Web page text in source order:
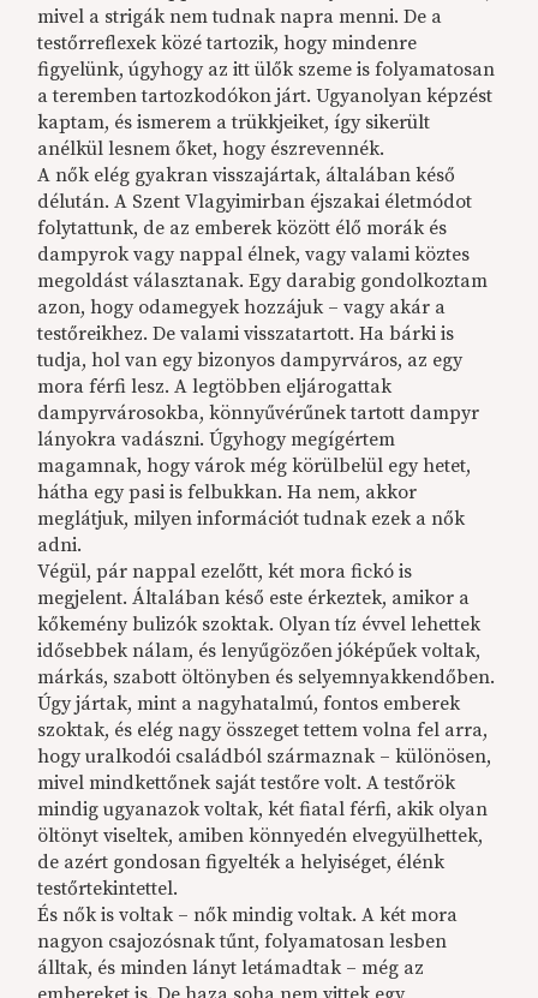
mivel a strigák nem tudnak napra menni. De a
testőrreflexek közé tartozik, hogy mindenre
figyelünk, úgyhogy az itt ülők szeme is folyamatosan
a teremben tartozkodókon járt. Ugyanolyan képzést
kaptam, és ismerem a trükkjeiket, így sikerült
anélkül lesnem őket, hogy észrevennék.
A nők elég gyakran visszajártak, általában késő
délután. A Szent Vlagyimirban éjszakai életmódot
folytattunk, de az emberek között élő morák és
dampyrok vagy nappal élnek, vagy valami köztes
megoldást választanak. Egy darabig gondolkoztam
azon, hogy odamegyek hozzájuk – vagy akár a
testőreikhez. De valami visszatartott. Ha bárki is
tudja, hol van egy bizonyos dampyrváros, az egy
mora férfi lesz. A legtöbben eljárogattak
dampyrvárosokba, könnyűvérűnek tartott dampyr
lányokra vadászni. Úgyhogy megígértem
magamnak, hogy várok még körülbelül egy hetet,
hátha egy pasi is felbukkan. Ha nem, akkor
meglátjuk, milyen információt tudnak ezek a nők
adni.
Végül, pár nappal ezelőtt, két mora fickó is
megjelent. Általában késő este érkeztek, amikor a
kőkemény bulizók szoktak. Olyan tíz évvel lehettek
idősebbek nálam, és lenyűgözően jóképűek voltak,
márkás, szabott öltönyben és selyemnyakkendőben.
Úgy jártak, mint a nagyhatalmú, fontos emberek
szoktak, és elég nagy összeget tettem volna fel arra,
hogy uralkodói családból származnak – különösen,
mivel mindkettőnek saját testőre volt. A testőrök
mindig ugyanazok voltak, két fiatal férfi, akik olyan
öltönyt viseltek, amiben könnyedén elvegyülhettek,
de azért gondosan figyelték a helyiséget, élénk
testőrtekintettel.
És nők is voltak – nők mindig voltak. A két mora
nagyon csajozósnak tűnt, folyamatosan lesben
álltak, és minden lányt letámadtak – még az